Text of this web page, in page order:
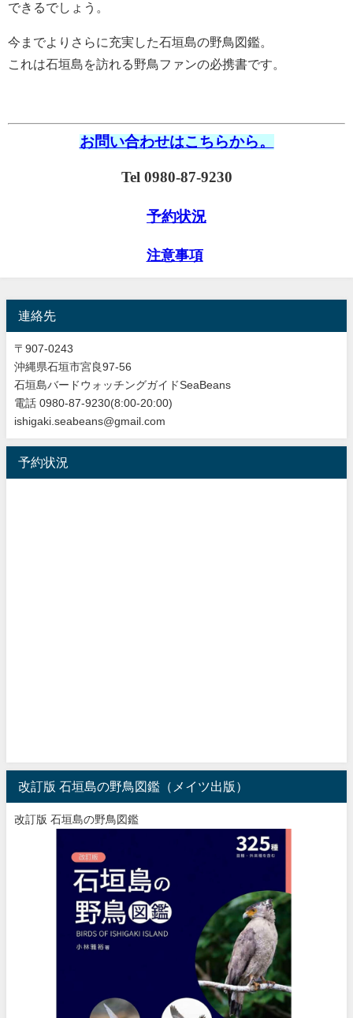
できるでしょう。
今までよりさらに充実した石垣島の野鳥図鑑。
これは石垣島を訪れる野鳥ファンの必携書です。
お問い合わせはこちらから。
Tel 0980-87-9230
予約状況
注意事項
連絡先
〒907-0243
沖縄県石垣市宮良97-56
石垣島バードウォッチングガイドSeaBeans
電話 0980-87-9230(8:00-20:00)
ishigaki.seabeans@gmail.com
予約状況
改訂版 石垣島の野鳥図鑑（メイツ出版）
改訂版 石垣島の野鳥図鑑